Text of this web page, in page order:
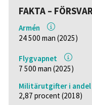
FAKTA – FÖRSVAR
Armén
24 500 man (2025)
Flygvapnet
7 500 man (2025)
Militärutgifter i andel
2,87 procent (2018)